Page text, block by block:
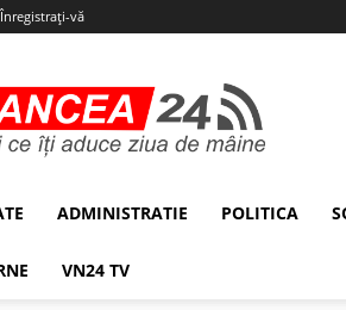
vă
ADMINISTRATIE POLITICA
VN24 TV